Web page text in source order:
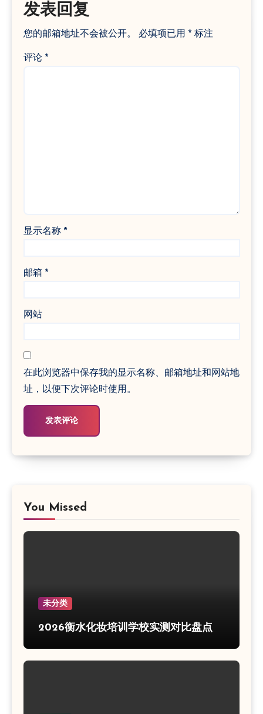
发表回复
您的邮箱地址不会被公开。 必填项已用 *标注
评论 *
显示名称 *
邮箱 *
网站
在此浏览器中保存我的显示名称、邮箱地址和网站地
址，以便下次评论时使用。
You Missed
未分类
2026衡水化妆培训学校实测对比盘点